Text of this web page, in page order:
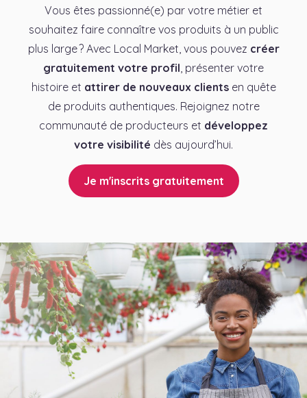
Vous êtes passionné(e) par votre métier et
souhaitez faire connaître vos produits à un public
plus large ? Avec Local Market, vous pouvez créer
gratuitement votre profil, présenter votre
histoire et attirer de nouveaux clientsen quête
de produits authentiques. Rejoignez notre
communauté de producteurs et développez
votre visibilité dès aujourd’hui.
Je m'inscrits gratuitement